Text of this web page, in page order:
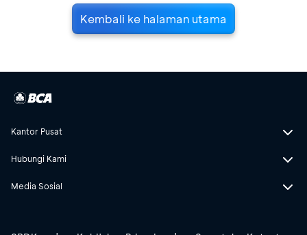
Kembali ke halaman utama
Kantor Pusat
Hubungi Kami
Media Sosial